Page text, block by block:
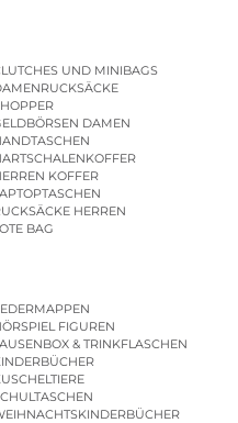
UND MINIBAGS
DAMEN
KOFFER
HERREN
BAG
FIGUREN
& TRINKFLASCHEN